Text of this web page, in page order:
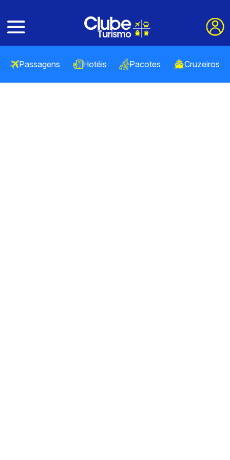
Passagens Hotéis Pacotes Cruzeiros